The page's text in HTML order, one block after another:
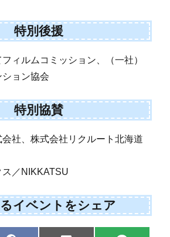
特別後援
ィルムコミッション、（一社）
ョン協会
特別協賛
社、株式会社リクルート北海道
／NIKKATSU
イベントをシェア